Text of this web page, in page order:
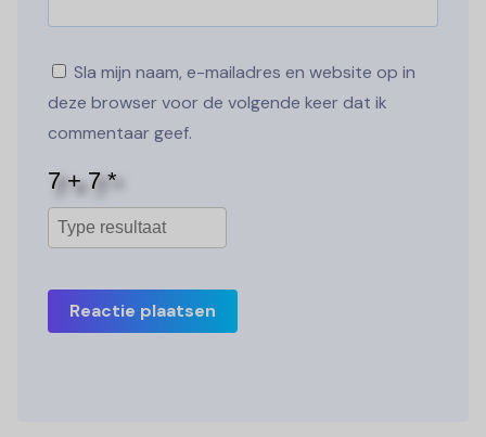
Sla mijn naam, e-mailadres en website op in
deze browser voor de volgende keer dat ik
commentaar geef.
Reactie plaatsen